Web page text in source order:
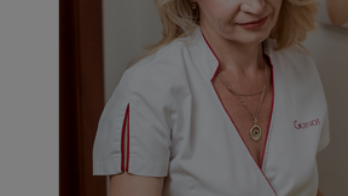
«Мануальная терапия»
«Остеопатия»
«Здоровая спина»